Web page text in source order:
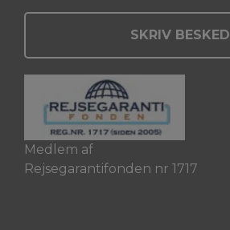
SKRIV BESKED
Medlem af
Rejsegarantifonden nr 1717